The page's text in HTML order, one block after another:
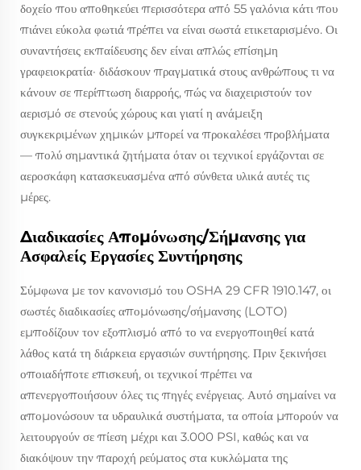
δοχείο που αποθηκεύει περισσότερα από 55 γαλόνια κάτι που
πιάνει εύκολα φωτιά πρέπει να είναι σωστά ετικεταρισμένο. Οι
συναντήσεις εκπαίδευσης δεν είναι απλώς επίσημη
γραφειοκρατία· διδάσκουν πραγματικά στους ανθρώπους τι να
κάνουν σε περίπτωση διαρροής, πώς να διαχειριστούν τον
αερισμό σε στενούς χώρους και γιατί η ανάμειξη
συγκεκριμένων χημικών μπορεί να προκαλέσει προβλήματα
— πολύ σημαντικά ζητήματα όταν οι τεχνικοί εργάζονται σε
αεροσκάφη κατασκευασμένα από σύνθετα υλικά αυτές τις
μέρες.
Διαδικασίες Απομόνωσης/Σήμανσης για
Ασφαλείς Εργασίες Συντήρησης
Σύμφωνα με τον κανονισμό του OSHA 29 CFR 1910.147, οι
σωστές διαδικασίες απομόνωσης/σήμανσης (LOTO)
εμποδίζουν τον εξοπλισμό από το να ενεργοποιηθεί κατά
λάθος κατά τη διάρκεια εργασιών συντήρησης. Πριν ξεκινήσει
οποιαδήποτε επισκευή, οι τεχνικοί πρέπει να
απενεργοποιήσουν όλες τις πηγές ενέργειας. Αυτό σημαίνει να
απομονώσουν τα υδραυλικά συστήματα, τα οποία μπορούν να
λειτουργούν σε πίεση μέχρι και 3.000 PSI, καθώς και να
διακόψουν την παροχή ρεύματος στα κυκλώματα της